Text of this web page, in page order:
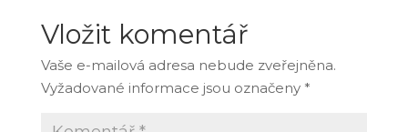
Vložit komentář
Vaše e-mailová adresa nebude zveřejněna.
Vyžadované informace jsou označeny *